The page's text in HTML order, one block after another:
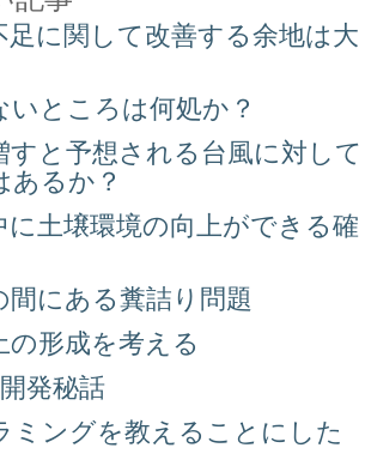
足に関して改善する余地は大
いところは何処か？
すと予想される台風に対して
あるか？
に土壌環境の向上ができる確
間にある糞詰り問題
の形成を考える
発秘話
ミングを教えることにした